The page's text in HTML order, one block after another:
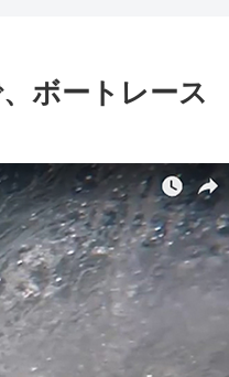
ボートレース